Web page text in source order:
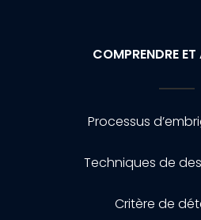
COMPRENDRE ET
Processus
Techniques de
Critère de